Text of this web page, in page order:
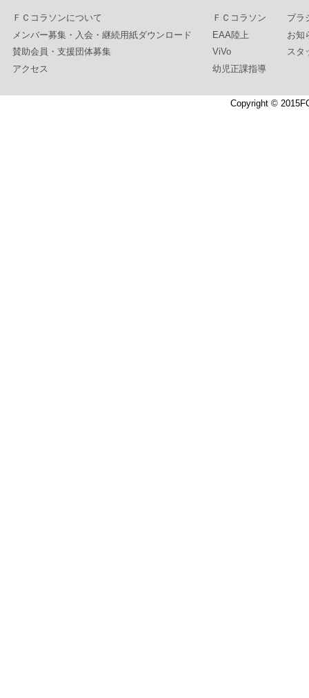
ＦＣコラソンについて
メンバー募集・入会・継続用紙ダウンロード
賛助会員・支援団体募集
アクセス
ＦＣコラソン
EAA陸上
ViVo
幼児正課指導
ブラ
お知
スタ
Copyright ©